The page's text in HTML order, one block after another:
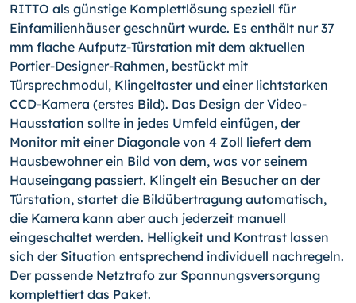
RITTO als günstige Komplettlösung speziell für
Einfamilienhäuser geschnürt wurde. Es enthält nur 37
mm flache Aufputz-Türstation mit dem aktuellen
Portier-Designer-Rahmen, bestückt mit
Türsprechmodul, Klingeltaster und einer lichtstarken
CCD-Kamera (erstes Bild). Das Design der Video-
Hausstation sollte in jedes Umfeld einfügen, der
Monitor mit einer Diagonale von 4 Zoll liefert dem
Hausbewohner ein Bild von dem, was vor seinem
Hauseingang passiert. Klingelt ein Besucher an der
Türstation, startet die Bildübertragung automatisch,
die Kamera kann aber auch jederzeit manuell
eingeschaltet werden. Helligkeit und Kontrast lassen
sich der Situation entsprechend individuell nachregeln.
Der passende Netztrafo zur Spannungsversorgung
komplettiert das Paket.